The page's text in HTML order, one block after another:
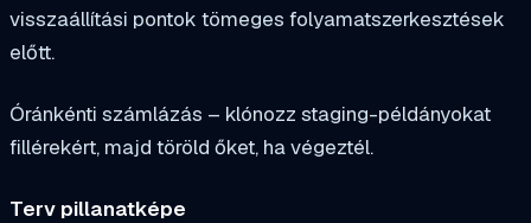
visszaállítási pontok tömeges folyamatszerkesztések
előtt.
Óránkénti számlázás – klónozz staging-példányokat
fillérekért, majd töröld őket, ha végeztél.
Terv pillanatképe